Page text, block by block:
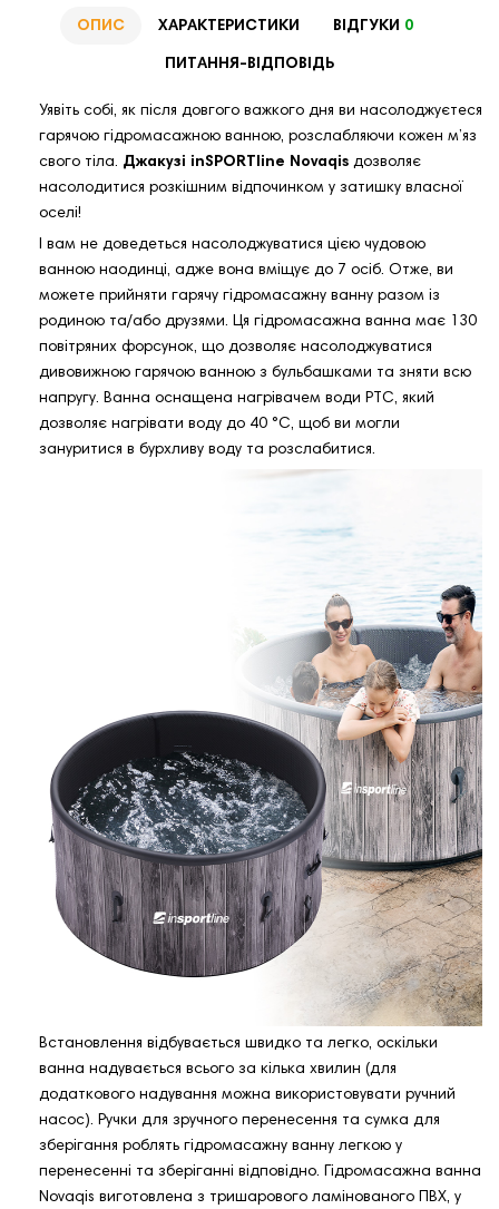
ОПИС ХАРАКТЕРИСТИКИ ВІДГУКИ 0
ПИТАННЯ-ВІДПОВІДЬ
Уявіть собі, як після довгого важкого дня ви насолоджуєтеся
гарячою гідромасажною ванною, розслабляючи кожен м’яз
свого тіла. Джакузі inSPORTline Novaqis дозволяє
насолодитися розкішним відпочинком у затишку власної
оселі!
І вам не доведеться насолоджуватися цією чудовою
ванною наодинці, адже вона вміщує до 7 осіб. Отже, ви
можете прийняти гарячу гідромасажну ванну разом із
родиною та/або друзями. Ця гідромасажна ванна має 130
повітряних форсунок, що дозволяє насолоджуватися
дивовижною гарячою ванною з бульбашками та зняти всю
напругу. Ванна оснащена нагрівачем води PTC, який
дозволяє нагрівати воду до 40 °C, щоб ви могли
зануритися в бурхливу воду та розслабитися.
Встановлення відбувається швидко та легко, оскільки
ванна надувається всього за кілька хвилин (для
додаткового надування можна використовувати ручний
насос). Ручки для зручного перенесення та сумка для
зберігання роблять гідромасажну ванну легкою у
перенесенні та зберіганні відповідно. Гідромасажна ванна
Novaqis виготовлена з тришарового ламінованого ПВХ, у